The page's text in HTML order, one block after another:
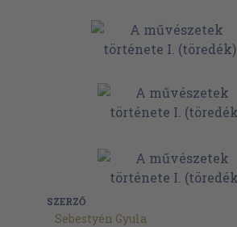
SZERZŐ
Sebestyén Gyula